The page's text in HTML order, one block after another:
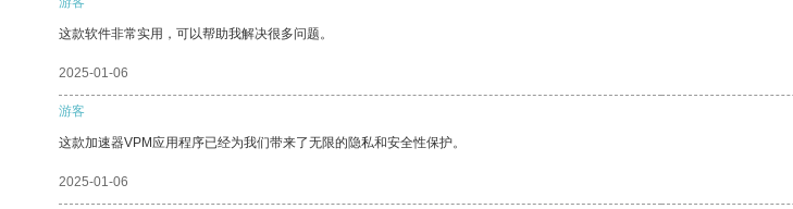
这款软件非常实用，可以帮助我解决很多问题。
2025-01-06
游客
这款加速器VPM应用程序已经为我们带来了无限的隐私和安全性保护。
2025-01-06